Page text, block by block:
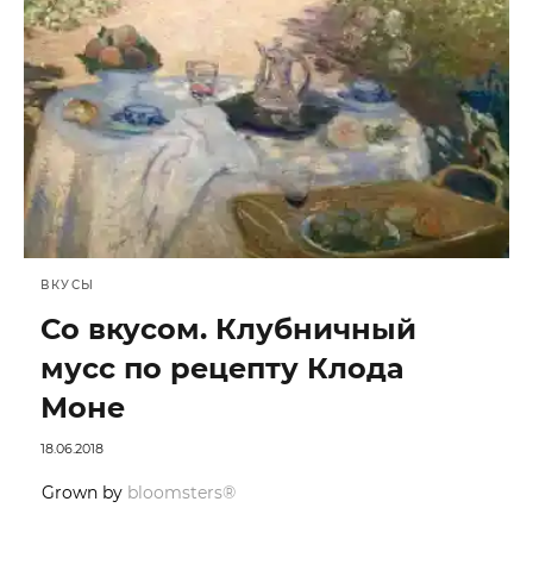
ВКУСЫ
Со вкусом. Клубничный
мусс по рецепту Клода
Моне
18.06.2018
Grown by bloomsters®